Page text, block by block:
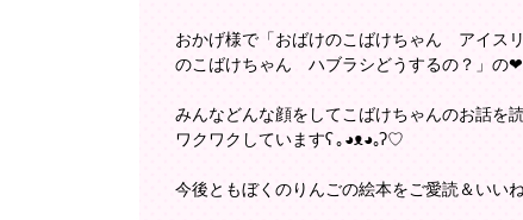
おかげ様で「おばけのこばけちゃん アイス
のこばけちゃん ハブラシどうするの？」の❤
みんなどんな顔をしてこばけちゃんのお話を
ワクワクしていますʕ ｡◕ᴥ◕｡ʔ♡
今後ともぼくのりんごの絵本をご愛読＆いい